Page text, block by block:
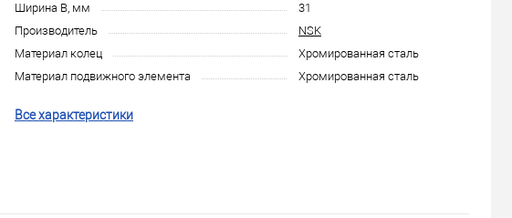
Ширина B, мм
31
Производитель
NSK
Материал колец
Хромированная сталь
Материал подвижного элемента
Хромированная сталь
Все характеристики